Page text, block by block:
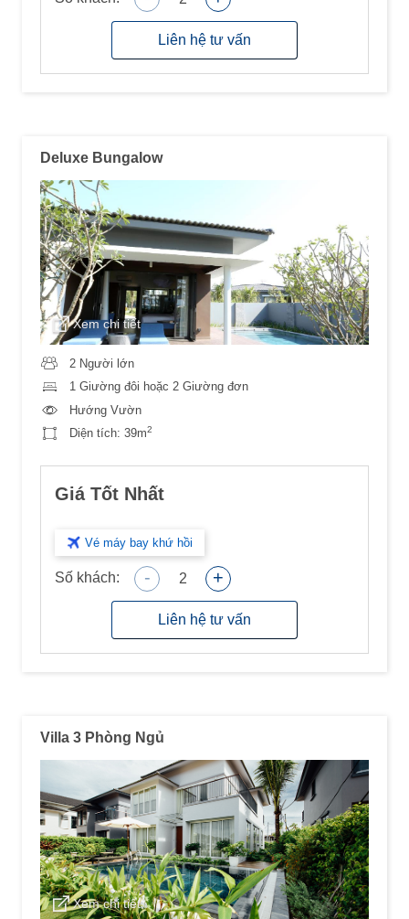
Liên hệ tư vấn
Deluxe Bungalow
Xem chi tiết
2 Người lớn
1 Giường đôi hoặc 2 Giường đơn
Hướng Vườn
Diện tích: 39m2
Giá Tốt Nhất
Vé máy bay khứ hồi
Số khách: - 2 +
Liên hệ tư vấn
Villa 3 Phòng Ngủ
Xem chi tiết